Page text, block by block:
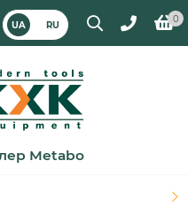
UA RU
0
Metabo